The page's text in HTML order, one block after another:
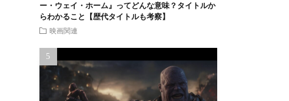
ー・ウェイ・ホーム』ってどんな意味？タイトルか
らわかること【歴代タイトルも考察】
映画関連